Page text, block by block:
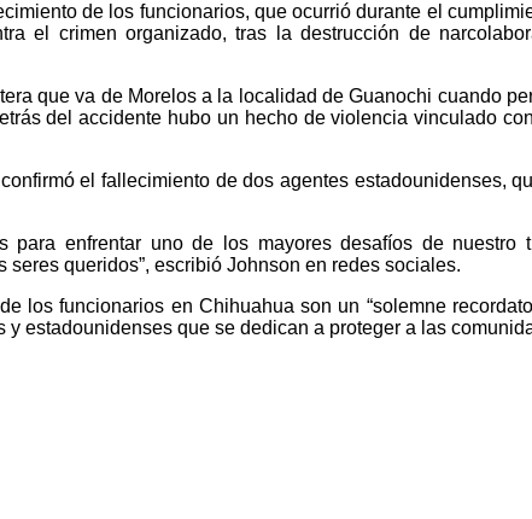
de los funcionarios, que ocurrió durante el
el crimen organizado, tras la destrucción de
que va de Morelos a la localidad de Guanochi cuando
del accidente hubo un hecho de violencia vinculado
el fallecimiento de dos agentes estadounidenses,
para enfrentar uno de los mayores desafíos de nuestro
queridos”, escribió Johnson en redes sociales.
los funcionarios en Chihuahua son un “solemne
estadounidenses que se dedican a proteger a las